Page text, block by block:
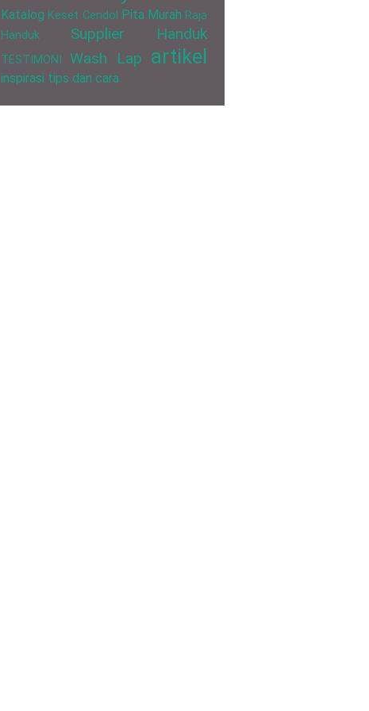
Katalog Keset Cendol Pita Murah Raja
Handuk
Supplier Handuk
TESTIMONI Wash Lap artikel
inspirasi tips dan cara